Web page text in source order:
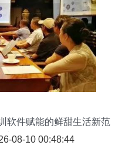
软件赋能的鲜甜生活新范
式08-10 00:48:44